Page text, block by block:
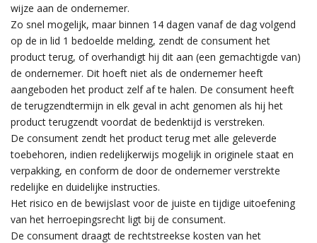
wijze aan de ondernemer.
Zo snel mogelijk, maar binnen 14 dagen vanaf de dag volgend
op de in lid 1 bedoelde melding, zendt de consument het
product terug, of overhandigt hij dit aan (een gemachtigde van)
de ondernemer. Dit hoeft niet als de ondernemer heeft
aangeboden het product zelf af te halen. De consument heeft
de terugzendtermijn in elk geval in acht genomen als hij het
product terugzendt voordat de bedenktijd is verstreken.
De consument zendt het product terug met alle geleverde
toebehoren, indien redelijkerwijs mogelijk in originele staat en
verpakking, en conform de door de ondernemer verstrekte
redelijke en duidelijke instructies.
Het risico en de bewijslast voor de juiste en tijdige uitoefening
van het herroepingsrecht ligt bij de consument.
De consument draagt de rechtstreekse kosten van het